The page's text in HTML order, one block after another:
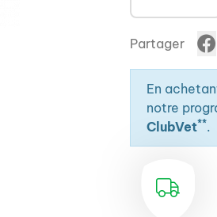
Partager
En
notre
ClubVet**.